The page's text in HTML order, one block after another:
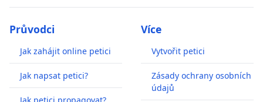
Průvodci
Jak zahájit online petici
Jak napsat petici?
Jak petici propagovat?
Více
Vytvořit petici
Zásady ochrany osobních
údajů